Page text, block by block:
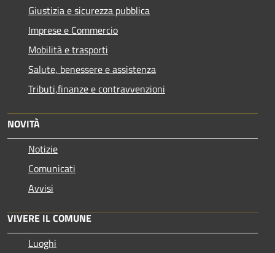
Giustizia e sicurezza pubblica
Imprese e Commercio
Mobilità e trasporti
Salute, benessere e assistenza
Tributi,finanze e contravvenzioni
NOVITÀ
Notizie
Comunicati
Avvisi
VIVERE IL COMUNE
Luoghi